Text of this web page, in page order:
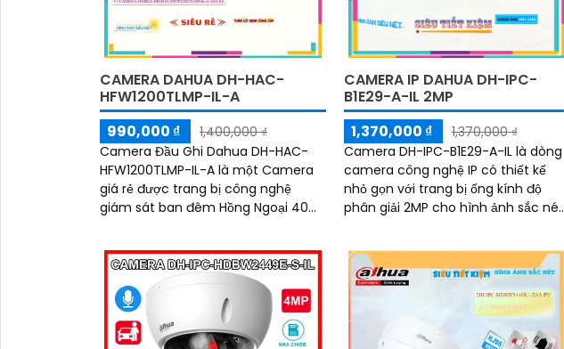
CAMERA DAHUA DH-HAC-
HFW1200TLMP-IL-A
990,000 ₫
1,400,000 ₫
Camera Đầu Ghi Dahua DH-HAC-
HFW1200TLMP-IL-A là một Camera
giá rẻ được trang bị công nghệ
giám sát ban đêm Hồng Ngoại 40m,
phân giải FULL HD 1080P cho hình
ảnh sắc nét
CAMERA IP DAHUA DH-IPC-
B1E29-A-IL 2MP
1,370,000 ₫
1,370,000 ₫
Camera DH-IPC-B1E29-A-IL là dòng
camera công nghệ IP có thiết kế
nhỏ gọn với trang bị ống kính độ
phân giải 2MP cho hình ảnh sắc nét
bị đèn chiếu sáng thông minh hỗ
trợ giám sát bảo vệ an ninh ban